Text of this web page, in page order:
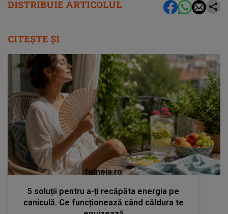
DISTRIBUIE ARTICOLUL
CITEȘTE ȘI
femeia.ro
5 soluții pentru a-ți recăpăta energia pe
caniculă. Ce funcționează când căldura te